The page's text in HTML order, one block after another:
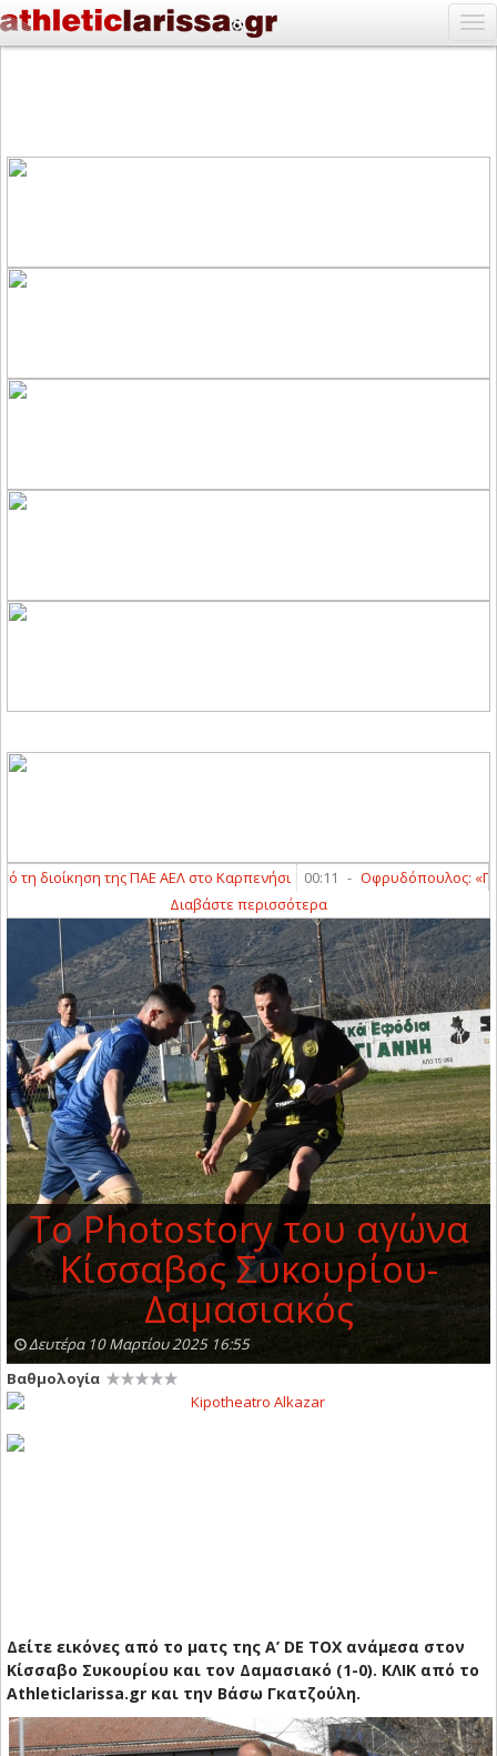
της ΠΑΕ ΑΕΛ στο Καρπενήσι 00:11 -
Οφρυδόπουλος:
Διαβάστε περισσότερα
Τo Photostory του αγώνα
Κίσσαβος Συκουρίου-
Δαμασιακός
Δευτέρα 10 Μαρτίου 2025 16:55
Βαθμολογία
Δείτε εικόνες από το ματς της Α’ DE TOX ανάμεσα στον
Κίσσαβο Συκουρίου και τον Δαμασιακό (1-0). ΚΛΙΚ από το
Athleticlarissa.gr και την Βάσω Γκατζούλη.